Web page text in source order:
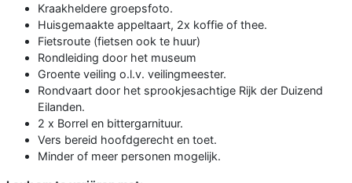
Kraakheldere groepsfoto.
Huisgemaakte appeltaart, 2x koffie of thee.
Fietsroute (fietsen ook te huur)
Rondleiding door het museum
Groente veiling o.l.v. veilingmeester.
Rondvaart door het sprookjesachtige Rijk der Duizend
Eilanden.
2 x Borrel en bittergarnituur.
Vers bereid hoofdgerecht en toet.
Minder of meer personen mogelijk.